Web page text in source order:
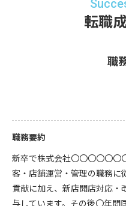
転職
職
職務要約
新卒で株式会社〇〇〇〇〇〇
客・店舗運営・管理の職務に
貢献に加え、新店開店対応・
与しています。その後〇年間